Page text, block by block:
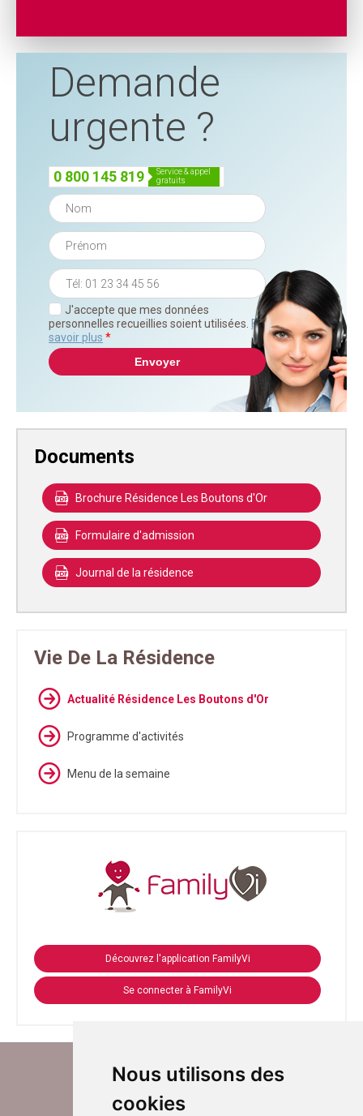
Nous utilisons des
cookies
Demande
urgente ?
0 800 145 819
service & appel
gratuits
J'accepte que mes données
personnelles recueillies soient utilisées. En
savoir plus *
Documents
Brochure Résidence Les Boutons d'Or
Formulaire d'admission
Journal de la résidence
Vie De La Résidence
Actualité Résidence Les Boutons d'Or
Programme d'activités
Menu de la semaine
Découvrez l'application FamilyVi
Se connecter à FamilyVi